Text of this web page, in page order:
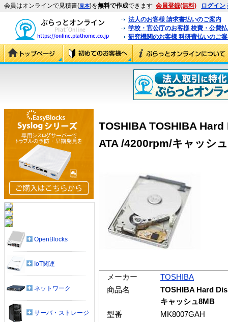
会員はオンラインで見積書(見本)を無料で作成できます 会員登録(無料) ログイン
法人のお客様 請求書払いのご案内
学校・官公庁のお客様 校費・公費
研究機関のお客様 科研費払いのご
TOSHIBA TOSHIBA
ATA /4200rpm/キャッシ
メーカー
TOSHIBA
商品名
TOSHIBA Hard
キャッシュ8MB
型番
MK8007GAH
OpenBlocks
IoT関連
ネットワーク
サーバ・ストレージ